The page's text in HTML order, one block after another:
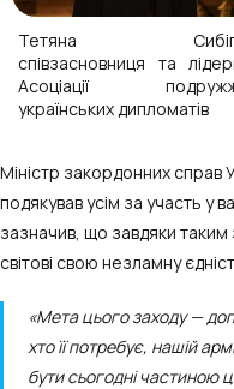
Тетяна
співзасновниця та
Асоціації
українських дипломатів
Міністр закордонних справ
подякував усім за участь у
зазначив, що завдяки
світові свою незламну
«Мета цього заходу —
хто її потребує, нашій
бути сьогодні частиною